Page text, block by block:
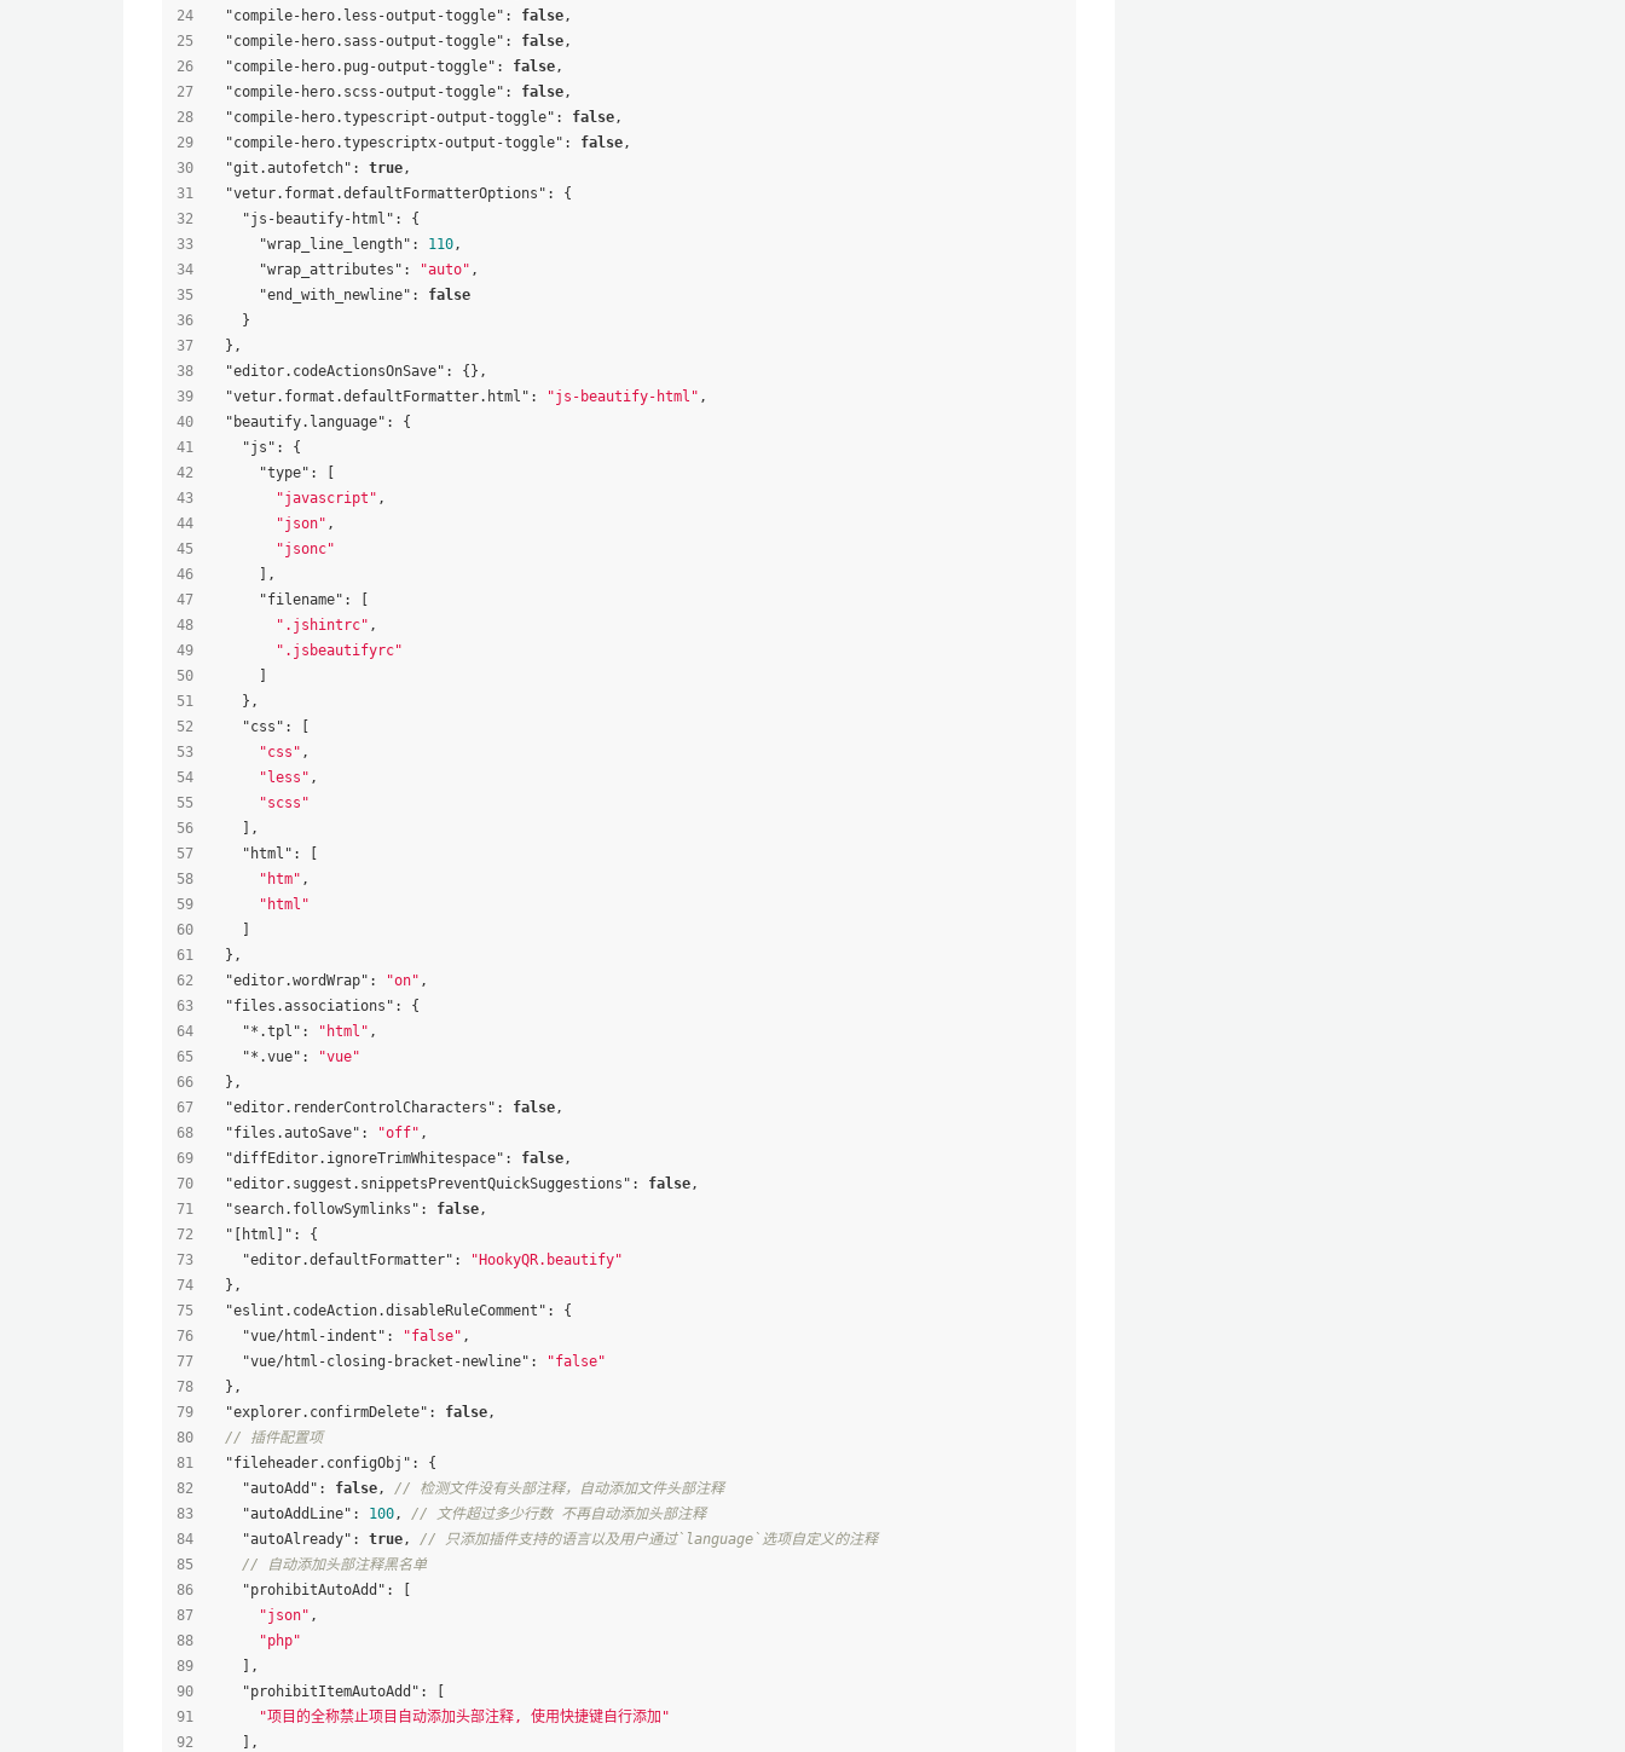
"compile-hero.less-output-toggle" : false,
"compile-hero.sass-output-toggle" : false,
"compile-hero.pug-output-toggle" : false,
"compile-hero.scss-output-toggle" : false,
"compile-hero.typescript-output-toggle" : false,
"compile-hero.typescriptx-output-toggle" : false,
"git.autofetch" : true,
"vetur.format.defaultFormatterOptions" :
{
"js-beautify-html" :
{
"wrap_line_length" : 110,
"wrap_attributes" : "auto" ,
"end_with_newline" :
false
}
} ,
"editor.codeActionsOnSave" : { } ,
"vetur.format.defaultFormatter.html" : "js-beautify-html" ,
"beautify.language" :
{
"js" :
{
"type" :
"javascript" ,
"json" ,
"jsonc"
,
"filename" :
".jshintrc" ,
".jsbeautifyrc"
} ,
"css" :
"css" ,
"less" ,
"scss"
,
"html" :
"htm" ,
"html"
} ,
"editor.wordWrap" : "on" ,
"files.associations" :
{
"*.tpl" : "html" ,
"*.vue" :
"vue"
} ,
"editor.renderControlCharacters" : false,
"files.autoSave" : "off" ,
"diffEditor.ignoreTrimWhitespace" : false,
"editor.suggest.snippetsPreventQuickSuggestions" : false,
"search.followSymlinks" : false,
"[html]" :
{
"editor.defaultFormatter" :
"HookyQR.beautify"
} ,
"eslint.codeAction.disableRuleComment" :
{
"vue/html-indent" : "false" ,
"vue/html-closing-bracket-newline" :
"false"
} ,
"explorer.confirmDelete" : false,
// 插件配置项
"fileheader.configObj" :
{
"autoAdd" : false,
// 检测文件没有头部注释，自动添加文件头部注释
"autoAddLine" : 100,
// 文件超过多少行数 不再自动添加头部注释
"autoAlready" : true,
// 只添加插件支持的语言以及用户通过`language`选项自定义的注释
// 自动添加头部注释黑名单
"prohibitAutoAdd" :
"json" ,
"php"
,
"prohibitItemAutoAdd" :
"项目的全称禁止项目自动添加头部注释, 使用快捷键自行添加"
,